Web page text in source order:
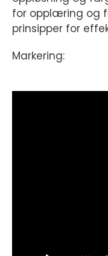
for opplæring og
prinsipper for
Markering: